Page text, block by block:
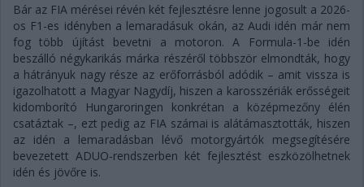
Bár az FIA mérései révén két fejlesztésre lenne jogosult a 2026-
os F1-es idényben a lemaradásuk okán, az Audi idén már nem
fog több újítást bevetni a motoron. A Formula-1-be idén
beszálló négykarikás márka részéről többször elmondták, hogy
a hátrányuk nagy része az erőforrásból adódik – amit vissza is
igazolhatott a Magyar Nagydíj, hiszen a karosszériák erősségeit
kidomborító Hungaroringen konkrétan a középmezőny élén
csatáztak –, ezt pedig az FIA számai is alátámasztották, hiszen
az idén a lemaradásban lévő motorgyártók megsegítésére
bevezetett ADUO-rendszerben két fejlesztést eszközölhetnek
idén és jövőre is.